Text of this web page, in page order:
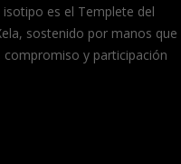
es el Templete del
sostenido por manos que
compromiso y participación